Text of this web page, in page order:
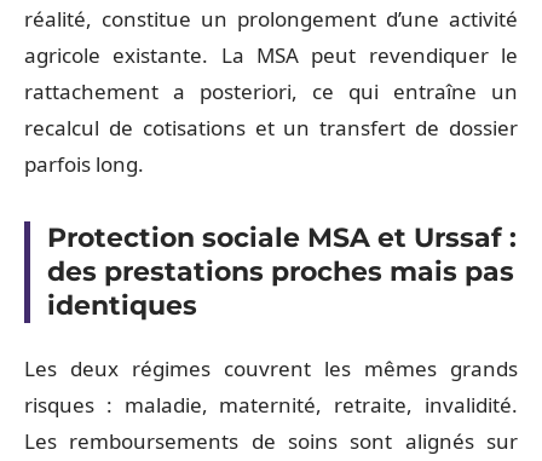
réalité, constitue un prolongement d’une activité
agricole existante. La MSA peut revendiquer le
rattachement a posteriori, ce qui entraîne un
recalcul de cotisations et un transfert de dossier
parfois long.
Protection sociale MSA et Urssaf :
des prestations proches mais pas
identiques
Les deux régimes couvrent les mêmes grands
risques : maladie, maternité, retraite, invalidité.
Les remboursements de soins sont alignés sur